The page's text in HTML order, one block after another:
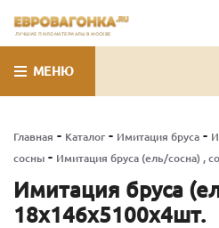
ЛУЧШИЕ ПИЛОМАТЕРИАЛЫ В МОСКВЕ
МЕНЮ
Главная - Каталог - Имитация бруса -
сосны - Имитация бруса (ель/сосна) ,
Имитация бруса
18х146х5100х4шт.